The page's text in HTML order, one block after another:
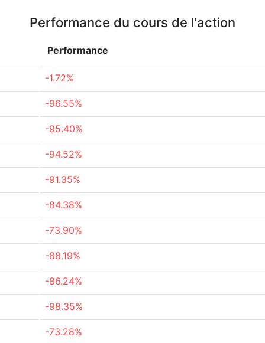
Performance du cours de l'action
Performance
-1.72%
-96.55%
-95.40%
-94.52%
-91.35%
-84.38%
-73.90%
-88.19%
-86.24%
-98.35%
-73.28%